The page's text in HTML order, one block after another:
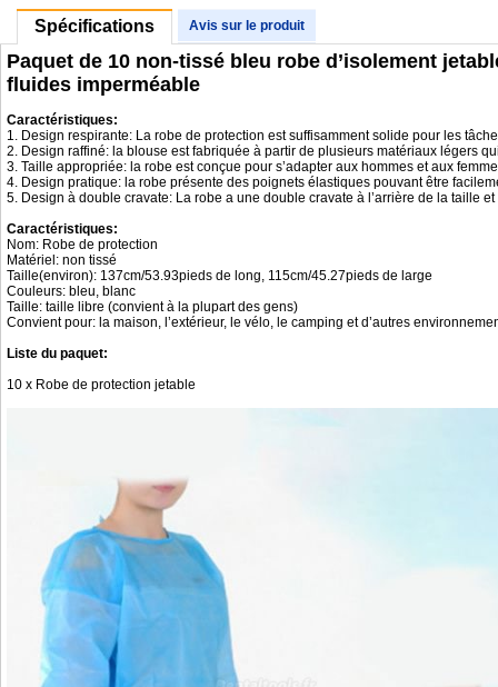
Spécifications Avis sur le produit
Paquet de 10 non-tissé bleu robe d’isolement
fluides imperméable
Caractéristiques:
1. Design respirante: La robe de protection est suffisamment solide pour les
2. Design raffiné: la blouse est fabriquée à partir de plusieurs matériaux légers
3. Taille appropriée: la robe est conçue pour s’adapter aux hommes et aux
4. Design pratique: la robe présente des poignets élastiques pouvant être
5. Design à double cravate: La robe a une double cravate à l’arrière de la taille
Caractéristiques:
Nom: Robe de protection
Matériel: non tissé
Taille(environ): 137cm/53.93pieds de long, 115cm/45.27pieds de large
Couleurs: bleu, blanc
Taille: taille libre (convient à la plupart des gens)
Convient pour: la maison, l’extérieur, le vélo, le camping et d’autres
Liste du paquet:
10 x Robe de protection jetable